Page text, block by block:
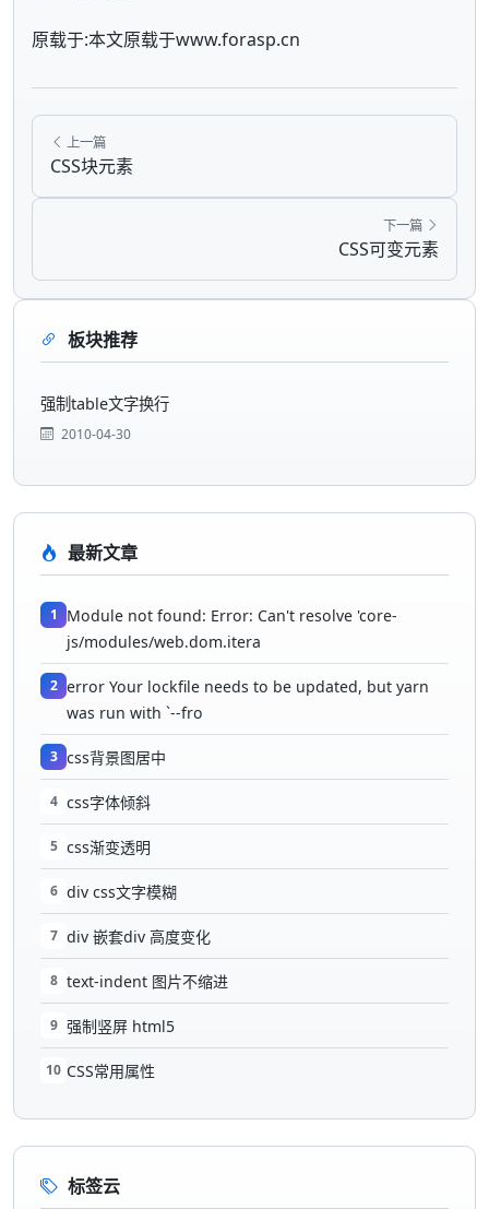
原载于:本文原载于www.forasp.cn
上一篇
CSS块元素
下一篇
CSS可变元素
板块推荐
强制table文字换行
2010-04-30
最新文章
1 Module not found: Error: Can't resolve 'core-
js/modules/web.dom.itera
2 error Your lockfile needs to be updated, but yarn
was run with `--fro
3 css背景图居中
4 css字体倾斜
5 css渐变透明
6 div css文字模糊
7 div 嵌套div 高度变化
8 text-indent 图片不缩进
9 强制竖屏 html5
10 CSS常用属性
标签云